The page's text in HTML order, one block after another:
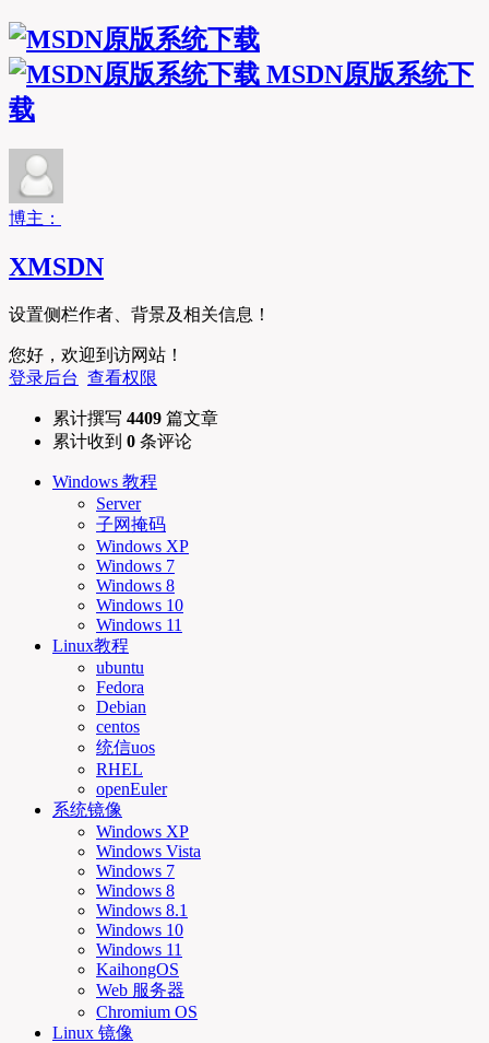
MSDN原版系统下
载
博主：
XMSDN
设置侧栏作者、背景及相关信息！
您好，欢迎到访网站！
登录后台 查看权限
累计撰写 4409 篇文章
累计收到 0 条评论
Windows 教程
Server
子网掩码
Windows XP
Windows 7
Windows 8
Windows 10
Windows 11
Linux教程
ubuntu
Fedora
Debian
centos
统信uos
RHEL
openEuler
系统镜像
Windows XP
Windows Vista
Windows 7
Windows 8
Windows 8.1
Windows 10
Windows 11
KaihongOS
Web 服务器
Chromium OS
Linux 镜像